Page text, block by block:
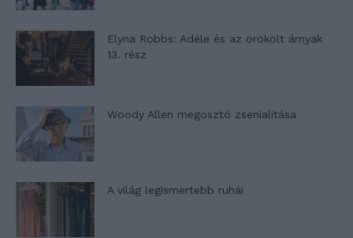
Elyna Robbs: Adéle és az örökölt árnyak
13. rész
Woody Allen megosztó zsenialitása
A világ legismertebb ruhái